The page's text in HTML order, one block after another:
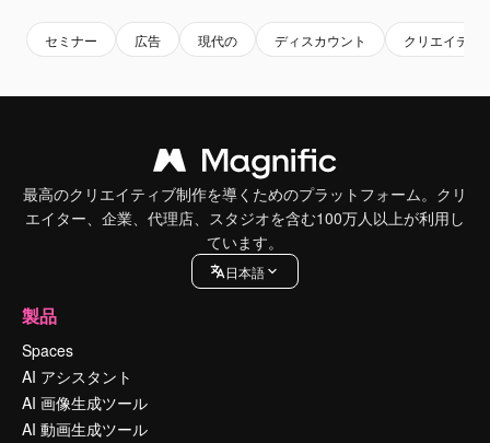
セミナー 広告 現代の ディスカウント クリエイティ
最高のクリエイティブ制作を導くためのプラットフォーム。クリ
エイター、企業、代理店、スタジオを含む100万人以上が利用し
ています。
日本語
製品
Spaces
AI アシスタント
AI 画像生成ツール
AI 動画生成ツール